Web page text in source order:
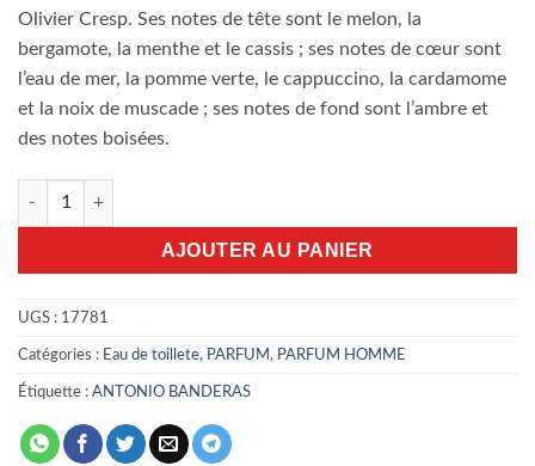
Olivier Cresp. Ses notes de tête sont le melon, la
bergamote, la menthe et le cassis ; ses notes de cœur sont
l’eau de mer, la pomme verte, le cappuccino, la cardamome
et la noix de muscade ; ses notes de fond sont l’ambre et
des notes boisées.
quantité de Antonio Banderas blue seduction 200ml
AJOUTER AU PANIER
UGS : 17781
Catégories : Eau de toillete, PARFUM , PARFUM HOMME
Étiquette : ANTONIO BANDERAS